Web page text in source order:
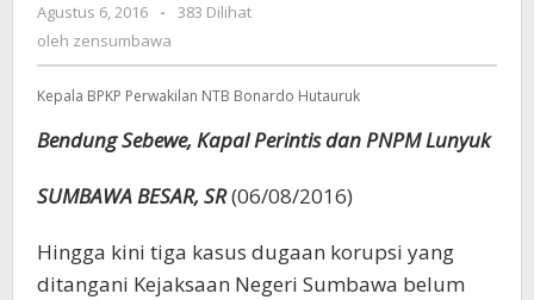
Sumbawa
Agustus 6, 2016
oleh
zensumbawa
-
383 Dilihat
oleh zensumbawa
Kepala BPKP Perwakilan NTB Bonardo Hutauruk
Bendung Sebewe, Kapal Perintis dan PNPM Lunyuk
SUMBAWA BESAR, SR(06/08/2016)
Hingga kini tiga kasus dugaan korupsi yang
ditangani Kejaksaan Negeri Sumbawa belum